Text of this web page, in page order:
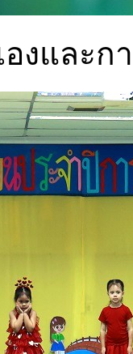
งและก